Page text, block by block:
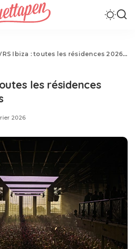
Ibiza : toutes les résidences 2026 annoncées
les résidences
2026